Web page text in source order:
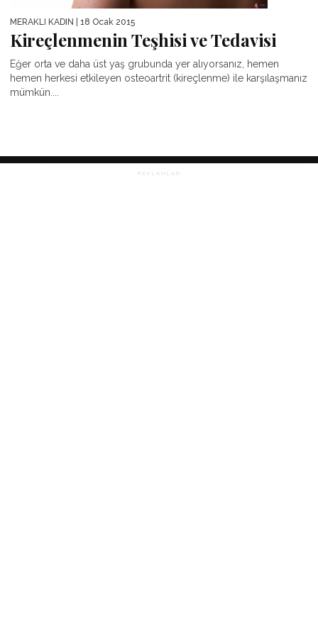
MERAKLI KADIN | 18 Ocak 2015
Kireçlenmenin Teşhisi ve Tedavisi
Eğer orta ve daha üst yaş grubunda yer alıyorsanız, hemen
hemen herkesi etkileyen osteoartrit (kireçlenme) ile karşılaşmanız
mümkün....
REKLAMLAR